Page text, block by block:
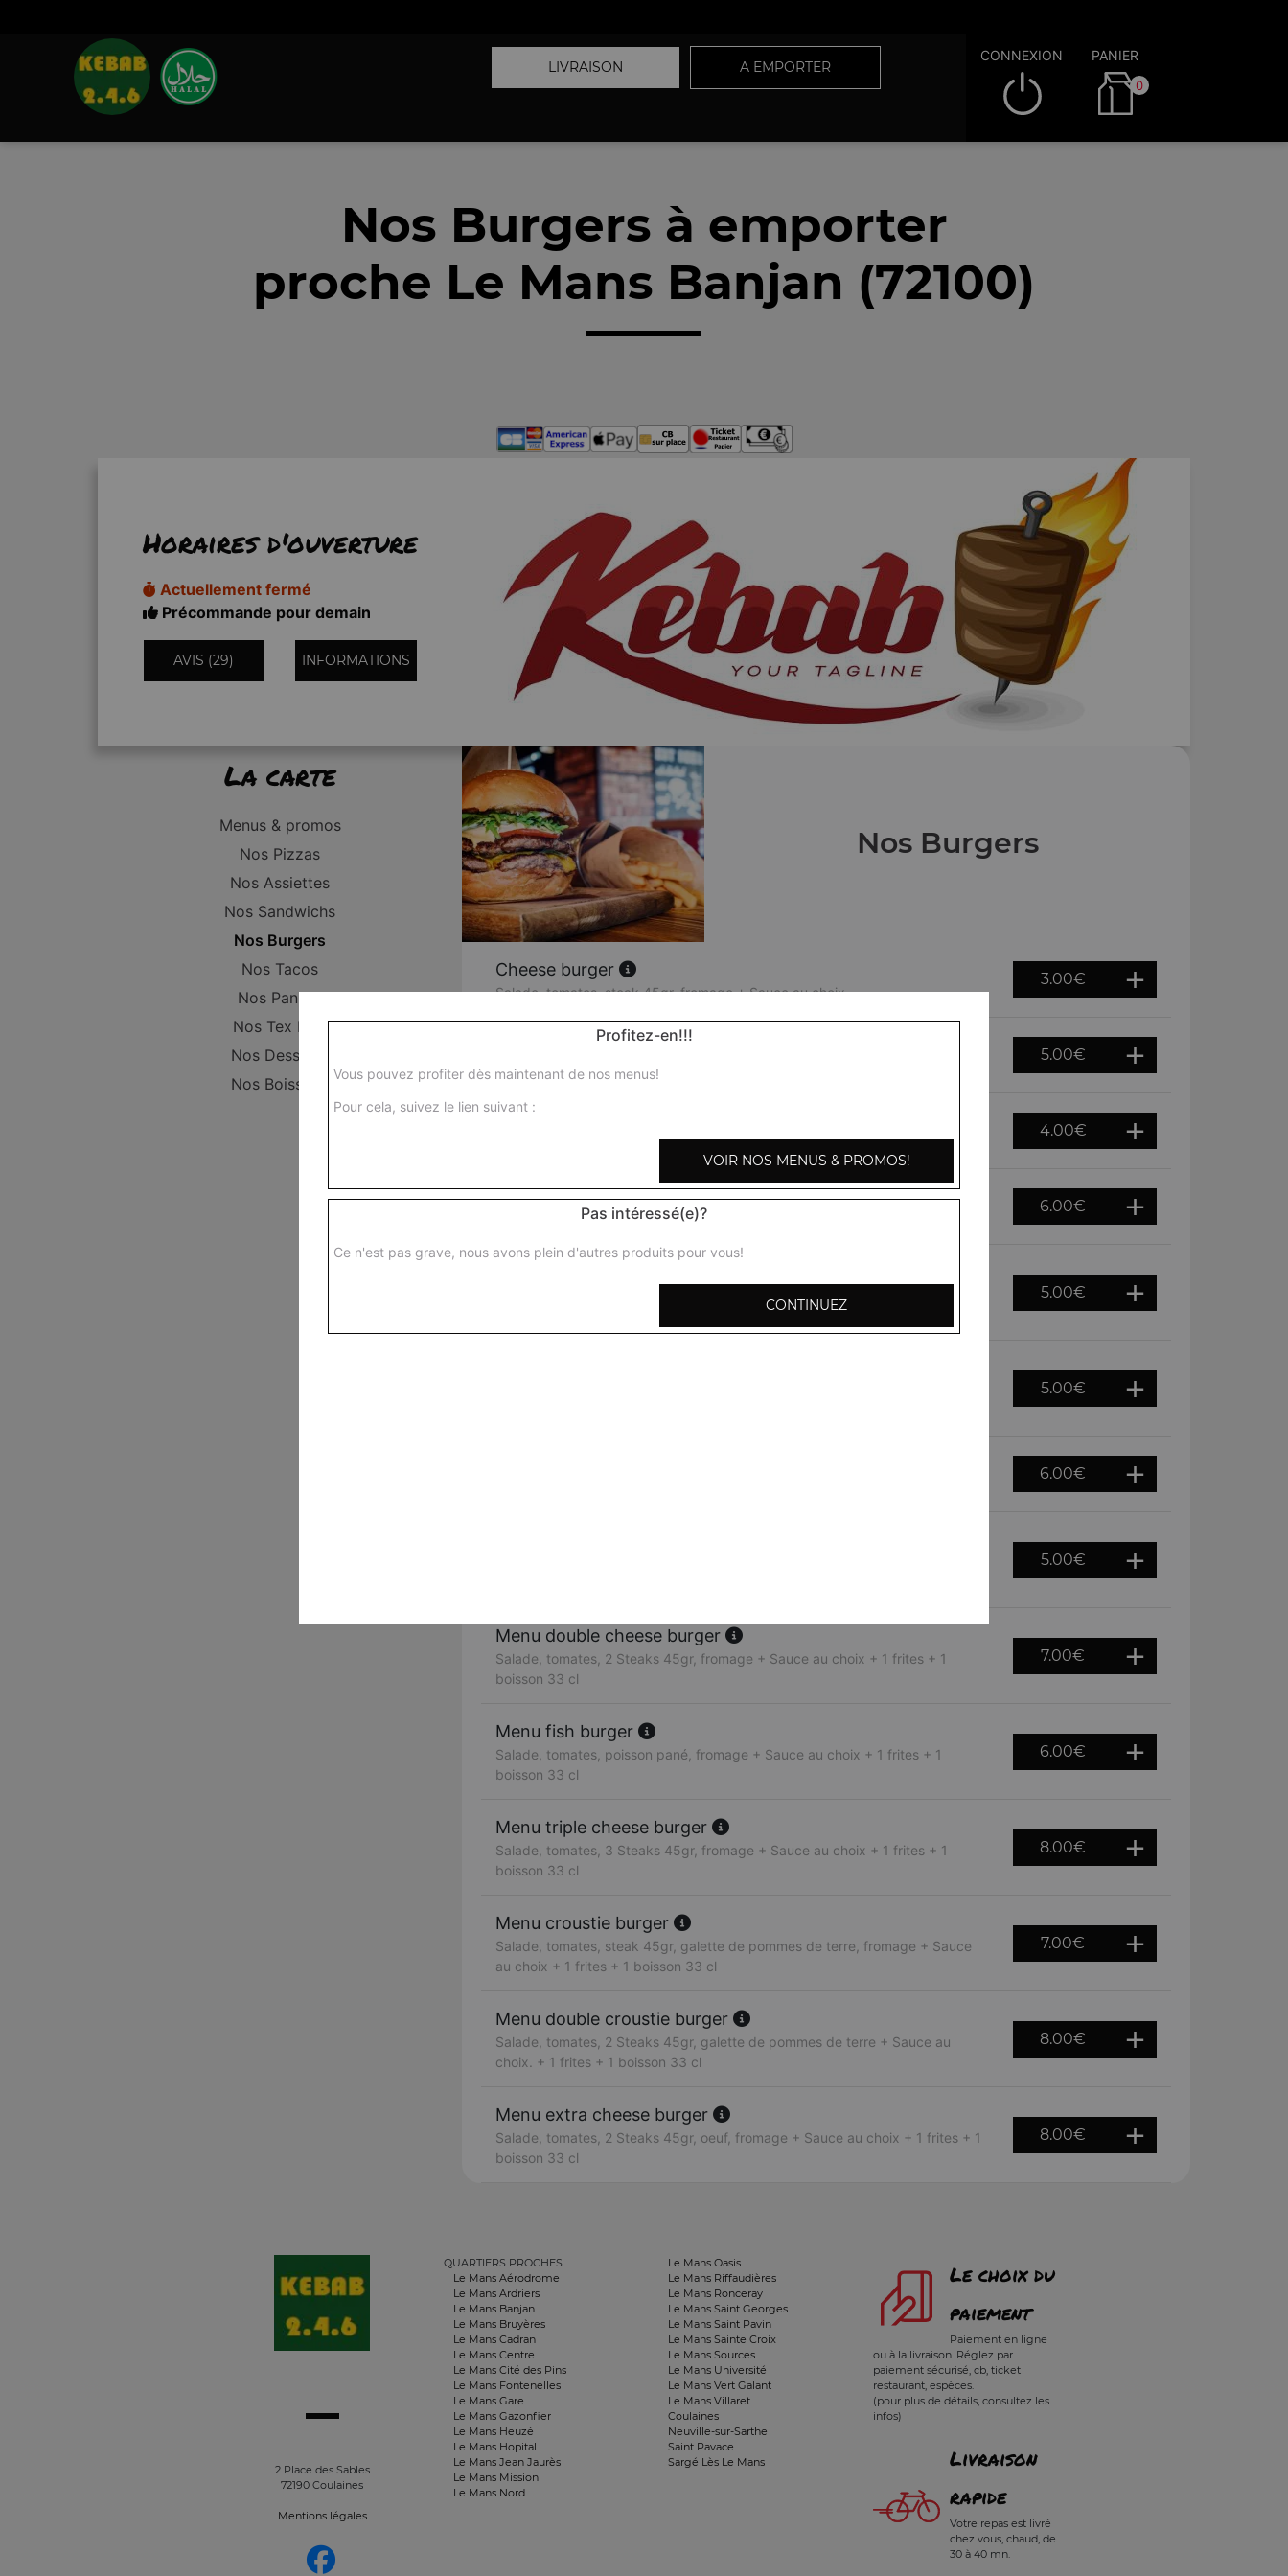
LIVRAISON A EMPORTER
CONNEXION PANIER
0
Nos Burgers à emporter
proche Le Mans Banjan (72100)
Horaires d'ouverture
Actuellement fermé
Précommande pour demain
AVIS (29) INFORMATIONS
La carte
Menus & promos
Nos Pizzas
Nos Assiettes
Nos Sandwichs
Nos Burgers
Nos Tacos
Nos Paninis
Nos Tex Mex
Nos Desserts
Nos Boissons
Nos Burgers
Cheese burger
Salade, tomates, steak 45gr, fromage + Sauce au choix
3.00€
Double cheese burger
Salade, tomates, 2 Steaks 45gr, fromage + Sauce au choix
5.00€
Salade, tomates, poisson pané, fromage + Sauce au choix
4.00€
Triple cheese burger
Salade, tomates, 3 Steaks 45gr, fromage + Sauce au choix
6.00€
5.00€
5.00€
6.00€
5.00€
Menu double cheese burger
Salade, tomates, 2 Steaks 45gr, fromage + Sauce au choix + 1 frites + 1
boisson 33 cl
7.00€
Menu fish burger
Salade, tomates, poisson pané, fromage + Sauce au choix + 1 frites + 1
boisson 33 cl
6.00€
Menu triple cheese burger
Salade, tomates, 3 Steaks 45gr, fromage + Sauce au choix + 1 frites + 1
boisson 33 cl
8.00€
Menu croustie burger
Salade, tomates, steak 45gr, galette de pommes de terre, fromage + Sauce
au choix + 1 frites + 1 boisson 33 cl
7.00€
Menu double croustie burger
Salade, tomates, 2 Steaks 45gr, galette de pommes de terre + Sauce au
choix. + 1 frites + 1 boisson 33 cl
8.00€
Menu extra cheese burger
Salade, tomates, 2 Steaks 45gr, oeuf, fromage + Sauce au choix + 1 frites + 1
boisson 33 cl
8.00€
2 Place des Sables
72190 Coulaines
Mentions légales
QUARTIERS PROCHES
Le Mans Aérodrome
Le Mans Ardriers
Le Mans Banjan
Le Mans Bruyères
Le Mans Cadran
Le Mans Centre
Le Mans Cité des Pins
Le Mans Fontenelles
Le Mans Gare
Le Mans Gazonfier
Le Mans Heuzé
Le Mans Hopital
Le Mans Jean Jaurès
Le Mans Mission
Le Mans Nord
Le Mans Oasis
Le Mans Riffaudières
Le Mans Ronceray
Le Mans Saint Georges
Le Mans Saint Pavin
Le Mans Sainte Croix
Le Mans Sources
Le Mans Université
Le Mans Vert Galant
Le Mans Villaret
Coulaines
Neuville-sur-Sarthe
Saint Pavace
Sargé Lès Le Mans
Le choix du
paiement
Paiement en ligne
ou à la livraison. Réglez par
paiement sécurisé, cb, ticket
restaurant, espèces.
(pour plus de détails, consultez les
infos)
Livraison
rapide
Votre repas est livré
chez vous, chaud, de
30 à 40 mn.
Profitez-en!!!
Vous pouvez profiter dès maintenant de nos menus!
Pour cela, suivez le lien suivant :
VOIR NOS MENUS & PROMOS!
Pas intéressé(e)?
Ce n'est pas grave, nous avons plein d'autres produits pour vous!
CONTINUEZ